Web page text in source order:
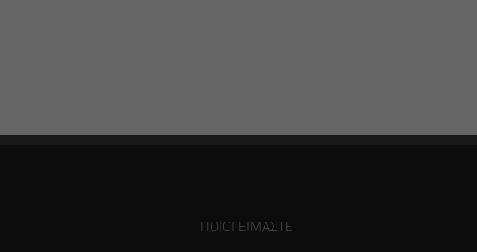
ΠΟΙΟΙ ΕΊΜΑΣΤΕ